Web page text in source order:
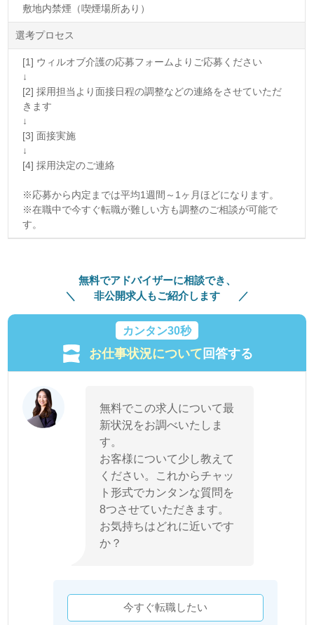
敷地内禁煙（喫煙場所あり）
選考プロセス
[1] ウィルオブ介護の応募フォームよりご応募ください
↓
[2] 採用担当より面接日程の調整などの連絡をさせていただ
きます
↓
[3] 面接実施
↓
[4] 採用決定のご連絡
※応募から内定までは平均1週間～1ヶ月ほどになります。
※在職中で今すぐ転職が難しい方も調整のご相談が可能で
す。
無料でアドバイザーに相談でき、
非公開求人もご紹介します
カンタン30秒
お仕事状況について回答する
無料でこの求人について最
新状況をお調べいたしま
す。
お客様について少し教えて
ください。これからチャッ
ト形式でカンタンな質問を
8つさせていただきます。
お気持ちはどれに近いです
か？
今すぐ転職したい